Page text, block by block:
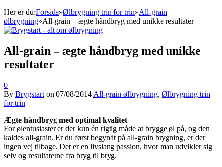
Her er du:Forside»Ølbrygning trin for trin»All-grain
ølbrygning»All-grain – ægte håndbryg med unikke resultater
All-grain – ægte håndbryg med unikke
resultater
0
By Brygstart on 07/08/2014 All-grain ølbrygning, Ølbrygning trin
for trin
Ægte håndbryg med optimal kvalitet
For ølentusiaster er der kun én rigtig måde at brygge øl på, og den
kaldes all-grain. Er du først begyndt på all-grain brygning, er der
ingen vej tilbage. Det er en livslang passion, hvor man udvikler sig
selv og resultaterne fra bryg til bryg.